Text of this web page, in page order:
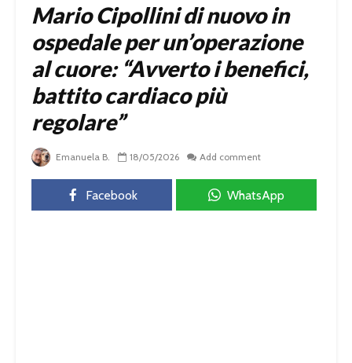
Mario Cipollini di nuovo in
ospedale per un’operazione
al cuore: “Avverto i benefici,
battito cardiaco più
regolare”
Emanuela B. 18/05/2026 Add comment
Facebook WhatsApp